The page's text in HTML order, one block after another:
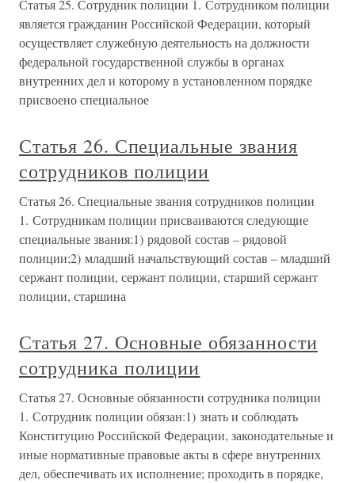
Статья 25. Сотрудник полиции 1. Сотрудником полиции
является гражданин Российской Федерации, который
осуществляет служебную деятельность на должности
федеральной государственной службы в органах
внутренних дел и которому в установленном порядке
присвоено специальное
Статья 26. Специальные звания
сотрудников полиции
Статья 26. Специальные звания сотрудников полиции
1. Сотрудникам полиции присваиваются следующие
специальные звания:1) рядовой состав – рядовой
полиции;2) младший начальствующий состав – младший
сержант полиции, сержант полиции, старший сержант
полиции, старшина
Статья 27. Основные обязанности
сотрудника полиции
Статья 27. Основные обязанности сотрудника полиции
1. Сотрудник полиции обязан:1) знать и соблюдать
Конституцию Российской Федерации, законодательные и
иные нормативные правовые акты в сфере внутренних
дел, обеспечивать их исполнение; проходить в порядке,